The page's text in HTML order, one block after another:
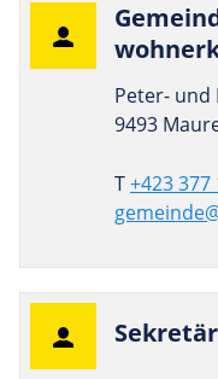
Peter- und
9493
T+423 377